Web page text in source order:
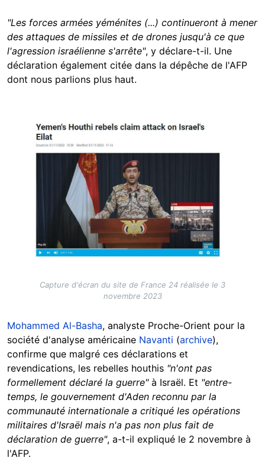
"Les forces armées yéménites (...) continueront à mener
des attaques de missiles et de drones jusqu'à ce que
l'agression israélienne s'arrête", y déclare-t-il. Une
déclaration également citée dans la dépêche de l'AFP
dont nous parlions plus haut.
Capture d'écran du site de France 24 réalisée le 3
novembre 2023
Mohammed Al-Basha, analyste Proche-Orient pour la
société d'analyse américaine Navanti (archive),
confirme que malgré ces déclarations et
revendications, les rebelles houthis "n'ont pas
formellement déclaré la guerre"à Israël. Et "entre-
temps, le gouvernement d'Aden reconnu par la
communauté internationale a critiqué les opérations
militaires d'Israël mais n'a pas non plus fait de
déclaration de guerre", a-t-il expliqué le 2 novembre à
l'AFP.